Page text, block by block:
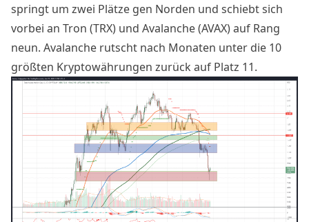
springt um zwei Plätze gen Norden und schiebt sich
vorbei an Tron (TRX) und Avalanche (AVAX) auf Rang
neun. Avalanche rutscht nach Monaten unter die 10
größten Kryptowährungen zurück auf Platz 11.